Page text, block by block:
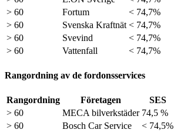
> 60
Fortum
< 74,7%
> 60
Svenska Kraftnät < 74,7%
> 60
Svevind
< 74,7%
> 60
Vattenfall < 74,7%
Rangordning av de fordonsservices
Rangordning Företagen
SES
> 60
MECA bilverkstäder 74,5 %
> 60
Bosch Car Service
< 74,5%